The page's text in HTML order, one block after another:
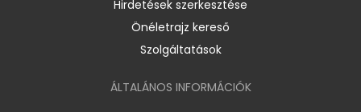
Hirdetések szerkesztése
Önéletrajz kereső
Szolgáltatások
ÁLTALÁNOS INFORMÁCIÓK